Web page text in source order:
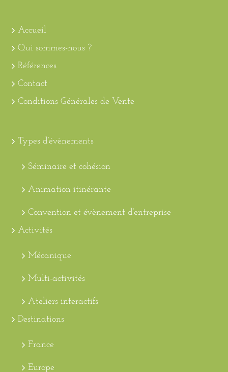
Accueil
Qui sommes-nous ?
Références
Contact
Conditions Générales de Vente
Types d’évènements
Séminaire et cohésion
Animation itinérante
Convention et évènement d’entreprise
Activités
Mécanique
Multi-activités
Ateliers interactifs
Destinations
France
Europe